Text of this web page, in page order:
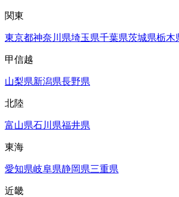
関東
東京都神奈川県埼玉県千葉県茨城県栃木
甲信越
山梨県新潟県長野県
北陸
富山県石川県福井県
東海
愛知県岐阜県静岡県三重県
近畿